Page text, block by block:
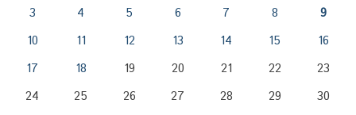
3
4 5 6 7 8
9
10
11 12 13 14 15
16
17
18 19 20 21 22
23
24
25 26 27 28 29
30